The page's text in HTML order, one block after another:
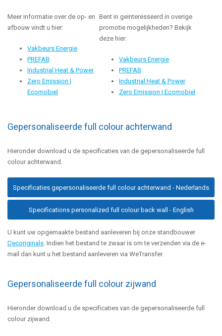
Meer informatie over de op- en
afbouw vindt u hier:
Vakbeurs Energie
PREFAB
Industrial Heat & Power
Zero Emission |
Ecomobiel
Bent in geïnteresseerd in overige
promotie mogelijkheden? Bekijk
deze hier:
Vakbeurs Energie
PREFAB
Industrial Heat & Power
Zero Emission | Ecomobiel
Gepersonaliseerde full colour achterwand
Hieronder download u de specificaties van de gepersonaliseerde full
colour achterwand.
Specificaties gepersonaliseerde full colour achterwand - Nederlands
Specifications personalized full colour back wall - English
U kunt uw opgemaakte bestand aanleveren bij onze standbouwer
Decoriginals. Indien het bestand te zwaar is om te verzenden via de e-
mail dan kunt u het bestand aanleveren via WeTransfer.
Gepersonaliseerde full colour zijwand
Hieronder download u de specificaties van de gepersonaliseerde full
colour zijwand.